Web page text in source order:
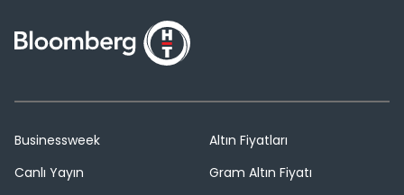
Businessweek
Canlı Yayın
Altın Fiyatları
Gram Altın Fiyatı